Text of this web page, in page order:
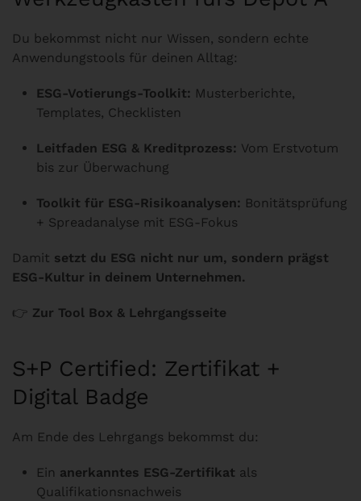
Du bekommst nicht nur Wissen, sondern echte
Anwendungstools für deinen Alltag:
ESG-Votierungs-Toolkit: Musterberichte,
Templates, Checklisten
Leitfaden ESG & Kreditprozess: Vom Erstvotum
bis zur Überwachung
Toolkit für ESG-Risikoanalysen: Bonitätsprüfung
+ Spreadanalyse mit ESG-Fokus
Damit setzt du ESG nicht nur um, sondern prägst
ESG-Kultur in deinem Unternehmen.
👉 Zur Tool Box & Lehrgangsseite
S+P Certified: Zertifikat +
Digital Badge
Am Ende des Lehrgangs bekommst du:
Ein anerkanntes ESG-Zertifikat als
Qualifikationsnachweis